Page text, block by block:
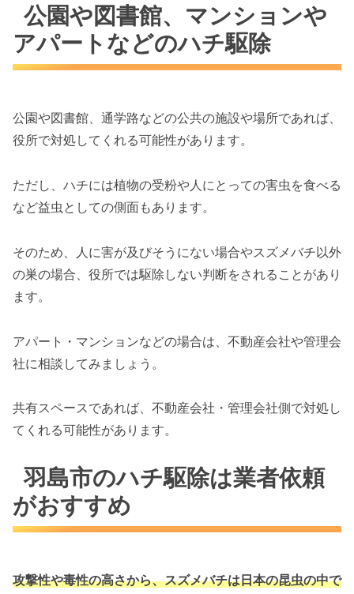
公園や図書館、マンションや
アパートなどのハチ駆除
公園や図書館、通学路などの公共の施設や場所であれば、
役所で対処してくれる可能性があります。
ただし、ハチには植物の受粉や人にとっての害虫を食べる
など益虫としての側面もあります。
そのため、人に害が及びそうにない場合やスズメバチ以外
の巣の場合、役所では駆除しない判断をされることがあり
ます。
アパート・マンションなどの場合は、不動産会社や管理会
社に相談してみましょう。
共有スペースであれば、不動産会社・管理会社側で対処し
てくれる可能性があります。
羽島市のハチ駆除は業者依頼
がおすすめ
攻撃性や毒性の高さから、スズメバチは日本の昆虫の中で